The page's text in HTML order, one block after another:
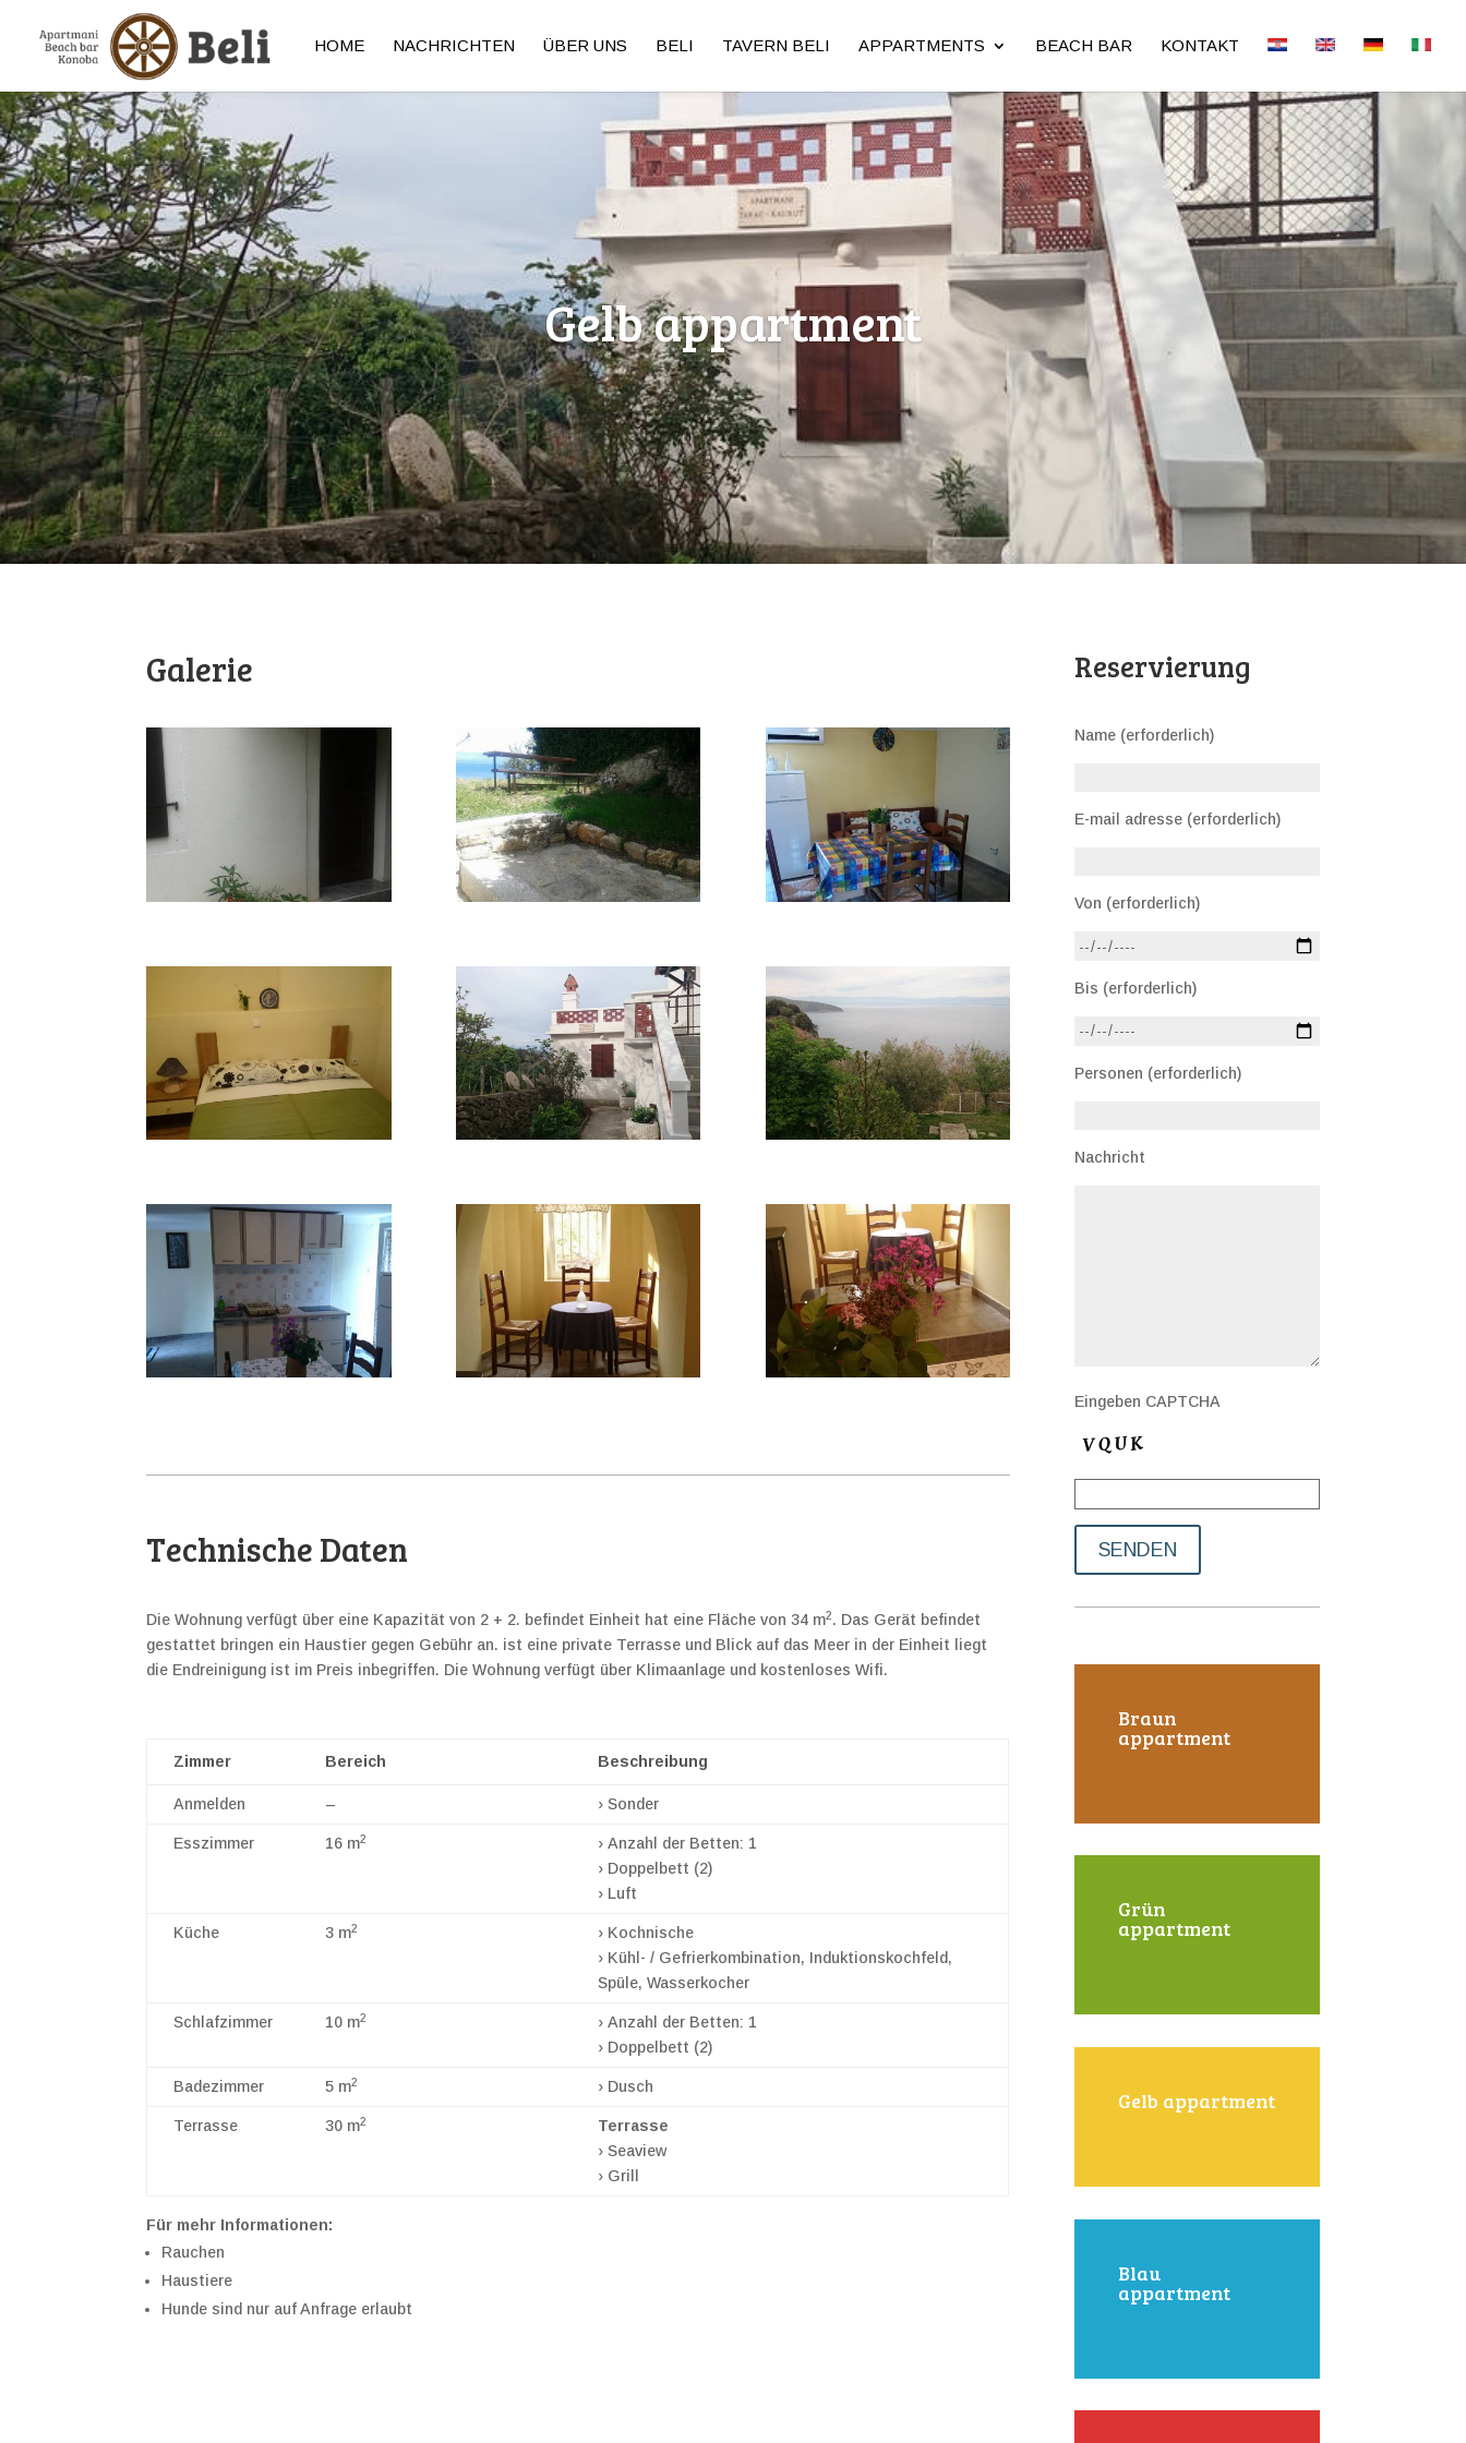
HOME NACHRICHTEN ÜBER UNS BELI TAVERN BELI APPARTMENTS BEACH BAR KONTAKT
Gelb appartment
Galerie
Technische Daten
Die Wohnung verfügt über eine Kapazität von 2 + 2. befindet Einheit hat eine Fläche von 34 m2. Das Gerät befindet
gestattet bringen ein Haustier gegen Gebühr an. ist eine private Terrasse und Blick auf das Meer in der Einheit liegt
die Endreinigung ist im Preis inbegriffen. Die Wohnung verfügt über Klimaanlage und kostenloses Wifi.
Zimmer Bereich Beschreibung
Anmelden – › Sonder
Esszimmer 16 m2
› Anzahl der Betten: 1
› Doppelbett (2)
› Luft
Küche 3 m2
› Kochnische
› Kühl- / Gefrierkombination, Induktionskochfeld,
Spüle, Wasserkocher
Schlafzimmer 10 m2
› Anzahl der Betten: 1
› Doppelbett (2)
Badezimmer 5 m2 › Dusch
Terrasse 30 m2
Terrasse
› Seaview
› Grill
Für mehr Informationen:
Rauchen
Haustiere
Hunde sind nur auf Anfrage erlaubt
Reservierung
Name (erforderlich)
E-mail adresse (erforderlich)
Von (erforderlich)
Bis (erforderlich)
Personen (erforderlich)
Nachricht
Eingeben CAPTCHA
Braun
appartment
Grün
appartment
Gelb appartment
Blau
appartment